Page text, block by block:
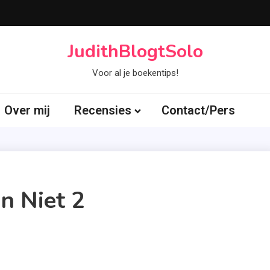
JudithBlogtSolo
Voor al je boekentips!
Over mij Recensies Contact/Pers
Niet 2